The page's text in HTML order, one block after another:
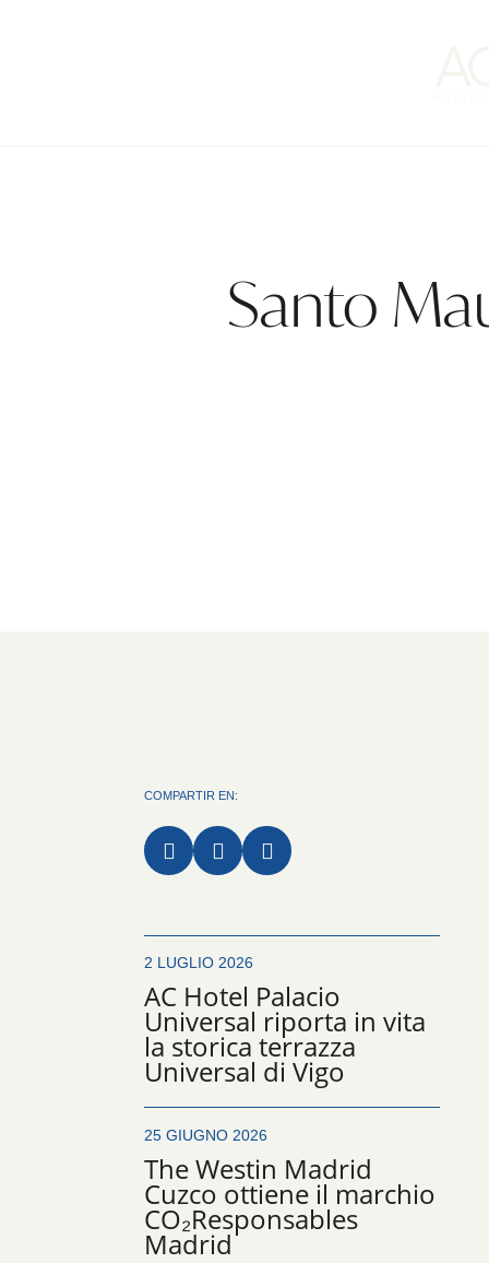
Santo
COMPARTIR EN:
  
2 LUGLIO 2026
AC Hotel Palacio
Universal riporta in vita
la storica terrazza
Universal di Vigo
25 GIUGNO 2026
The Westin Madrid
Cuzco ottiene il marchio
CO₂Responsables
Madrid